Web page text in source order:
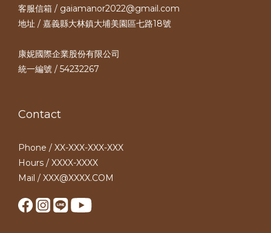
客服信箱 / gaiamanor2022@gmail.com
地址 / 嘉義縣大林鎮大埔美園區七路18號
康妮國際企業股份有限公司
統一編號 / 54232267
Contact
Phone / XX-XXX-XXX-XXX
Hours / XXXX-XXXX
Mail / XXX@XXXX.COM